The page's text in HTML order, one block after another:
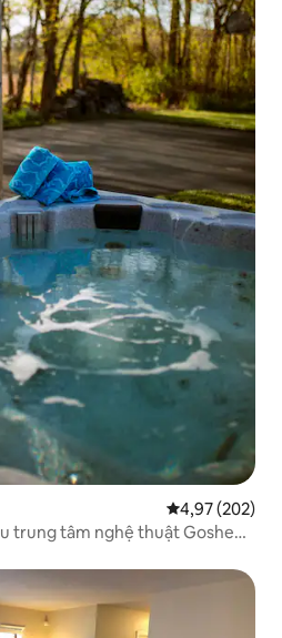
Xếp hạng
4,97 (202)
trung tâm nghệ thuật Goshen,